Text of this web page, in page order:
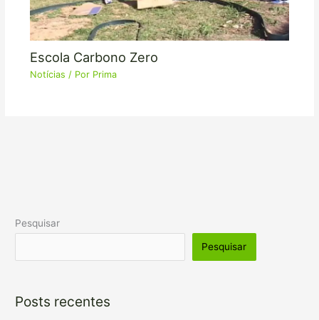
Escola Carbono Zero
Notícias / Por Prima
Pesquisar
Pesquisar
Posts recentes